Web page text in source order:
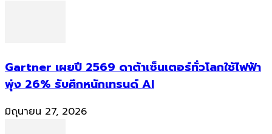
Gartner เผยปี 2569 ดาต้าเซ็นเตอร์ทั่วโลกใช้ไฟฟ้า
พุ่ง 26% รับศึกหนักเทรนด์ AI
มิถุนายน 27, 2026